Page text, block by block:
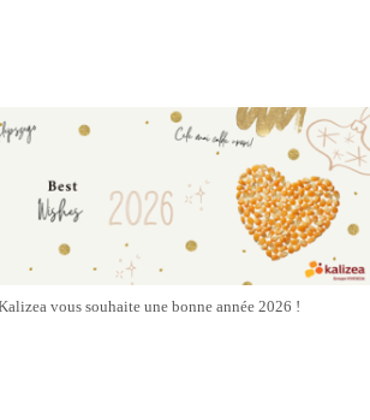
vous souhaite une bonne année 2026 !